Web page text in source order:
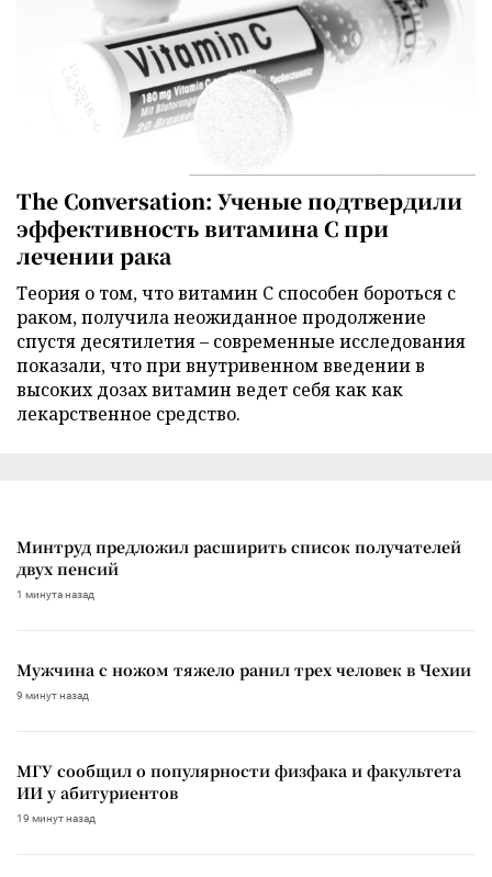
The Conversation: Ученые подтвердили
эффективность витамина C при
лечении рака
Теория о том, что витамин C способен бороться с
раком, получила неожиданное продолжение
спустя десятилетия – современные исследования
показали, что при внутривенном введении в
высоких дозах витамин ведет себя как как
лекарственное средство.
Минтруд предложил расширить список получателей
двух пенсий
1 минута назад
Мужчина с ножом тяжело ранил трех человек в Чехии
9 минут назад
МГУ сообщил о популярности физфака и факультета
ИИ у абитуриентов
19 минут назад